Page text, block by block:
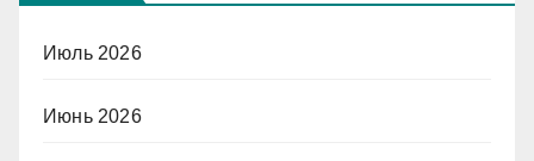
Июль 2026
Июнь 2026